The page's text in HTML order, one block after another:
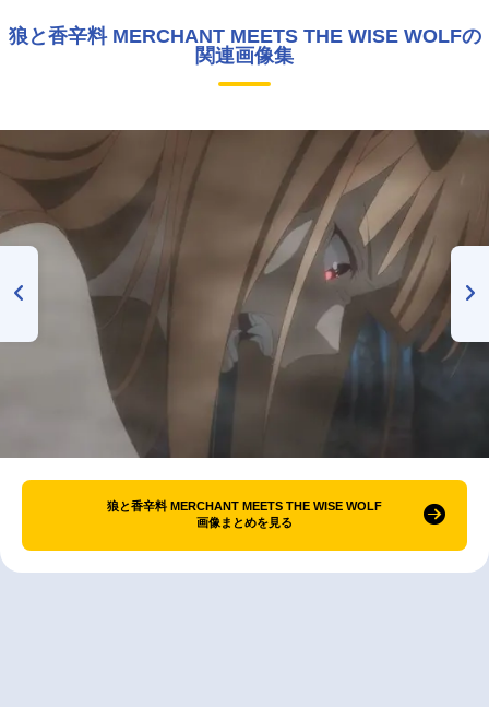
狼と香辛料 MERCHANT MEETS THE WISE WOLFの
関連画像集
狼と香辛料 MERCHANT MEETS THE WISE WOLF
画像まとめを見る